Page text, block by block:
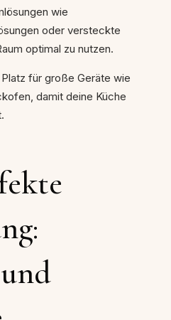
wie
oder versteckte
optimal zu nutzen.
für große Geräte wie
damit deine Küche